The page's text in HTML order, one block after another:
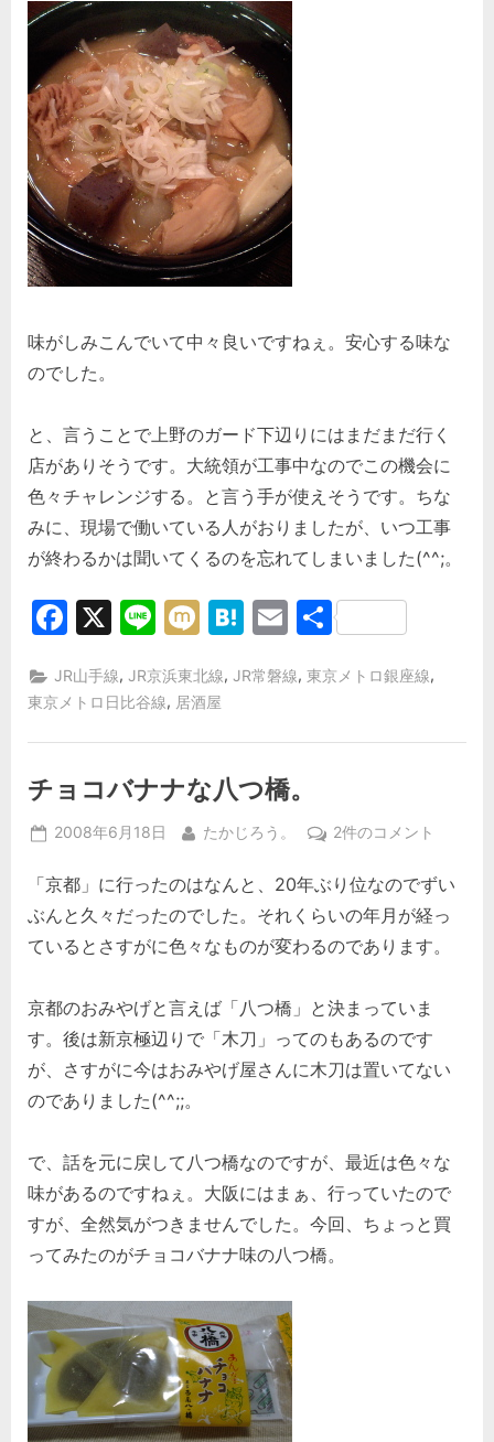
味がしみこんでいて中々良いですねぇ。安心する味な
のでした。
と、言うことで上野のガード下辺りにはまだまだ行く
店がありそうです。大統領が工事中なのでこの機会に
色々チャレンジする。と言う手が使えそうです。ちな
みに、現場で働いている人がおりましたが、いつ工事
が終わるかは聞いてくるのを忘れてしまいました(^^;。
Facebook
X LineMixiHatena
Email
共
JR山手線,JR京浜東北線,JR常磐線,東京メトロ銀座線,
東京メトロ日比谷線, 居酒屋
チョコバナナな八つ橋。
Posted
2008年6月18日 By
たかじろう。
チ
コ
バ
ナ
八
つ
橋。
2件のコメント
「京都」に行ったのはなんと、20年ぶり位なのでずい
ぶんと久々だったのでした。それくらいの年月が経っ
ているとさすがに色々なものが変わるのであります。
京都のおみやげと言えば「八つ橋」と決まっていま
す。後は新京極辺りで「木刀」ってのもあるのです
が、さすがに今はおみやげ屋さんに木刀は置いてない
のでありました(^^;;。
で、話を元に戻して八つ橋なのですが、最近は色々な
味があるのですねぇ。大阪にはまぁ、行っていたので
すが、全然気がつきませんでした。今回、ちょっと買
ってみたのがチョコバナナ味の八つ橋。